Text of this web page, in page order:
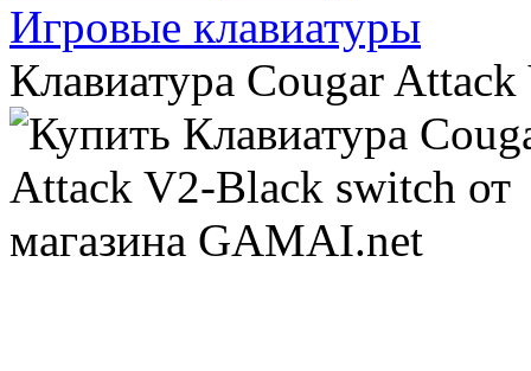
Игровые клавиатуры
Клавиатура Cougar